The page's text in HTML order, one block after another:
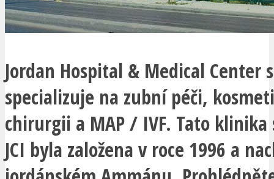
Jordan Hospital & Medical Center
specializuje na zubní péči,
chirurgii a MAP / IVF. Tato
JCI byla založena v roce 1996 a